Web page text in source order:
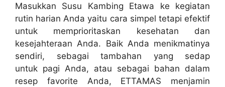
Masukkan Susu Kambing Etawa ke kegiatan
rutin harian Anda yaitu cara simpel tetapi efektif
untuk memprioritaskan kesehatan dan
kesejahteraan Anda. Baik Anda menikmatinya
sendiri, sebagai tambahan yang sedap
untuk pagi Anda, atau sebagai bahan dalam
resep favorite Anda, ETTAMAS menjamin